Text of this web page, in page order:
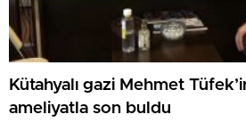
Kütahyalı gazi Mehmet
ameliyatla son buldu